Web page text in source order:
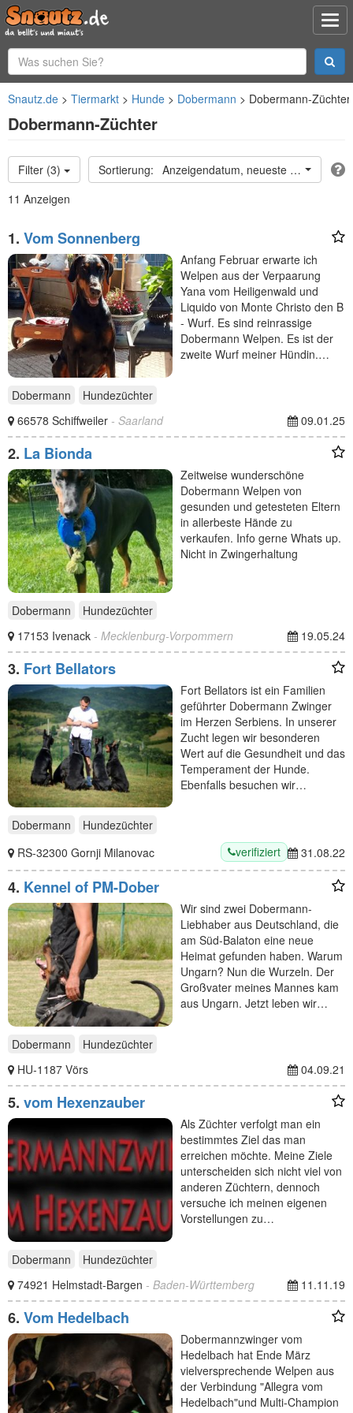
Snautz.de Tiermarkt Hunde Dobermann Dobermann-Züchter
Dobermann-Züchter
Filter (3)
Anzeigendatum, neueste oben
11 Anzeigen
1. Vom Sonnenberg
Anfang Februar erwarte ich
Welpen aus der Verpaarung
Yana vom Heiligenwald und
Liquido von Monte Christo den B
- Wurf. Es sind reinrassige
Dobermann Welpen. Es ist der
zweite Wurf meiner Hündin.…
Dobermann
Hundezüchter
66578 Schiffweiler - Saarland 09.01.25
2. La Bionda
Zeitweise wunderschöne
Dobermann Welpen von
gesunden und getesteten Eltern
in allerbeste Hände zu
verkaufen. Info gerne Whats up.
Nicht in Zwingerhaltung
Dobermann
Hundezüchter
17153 Ivenack - Mecklenburg-Vorpommern 19.05.24
3. Fort Bellators
Fort Bellators ist ein Familien
geführter Dobermann Zwinger
im Herzen Serbiens. In unserer
Zucht legen wir besonderen
Wert auf die Gesundheit und das
Temperament der Hunde.
Ebenfalls besuchen wir…
Dobermann
Hundezüchter
RS-32300 Gornji Milanovac
verifiziert 31.08.22
4. Kennel of PM-Dober
Wir sind zwei Dobermann-
Liebhaber aus Deutschland, die
am Süd-Balaton eine neue
Heimat gefunden haben. Warum
Ungarn? Nun die Wurzeln. Der
Großvater meines Mannes kam
aus Ungarn. Jetzt leben wir…
Dobermann
Hundezüchter
HU-1187 Vörs
04.09.21
5. vom Hexenzauber
Als Züchter verfolgt man ein
bestimmtes Ziel das man
erreichen möchte. Meine Ziele
unterscheiden sich nicht viel von
anderen Züchtern, dennoch
versuche ich meinen eigenen
Vorstellungen zu…
Dobermann
Hundezüchter
74921 Helmstadt-Bargen - Baden-Württemberg 11.11.19
6. Vom Hedelbach
Dobermannzwinger vom
Hedelbach hat Ende März
vielversprechende Welpen aus
der Verbindung "Allegra vom
Hedelbach"und Multi-Champion